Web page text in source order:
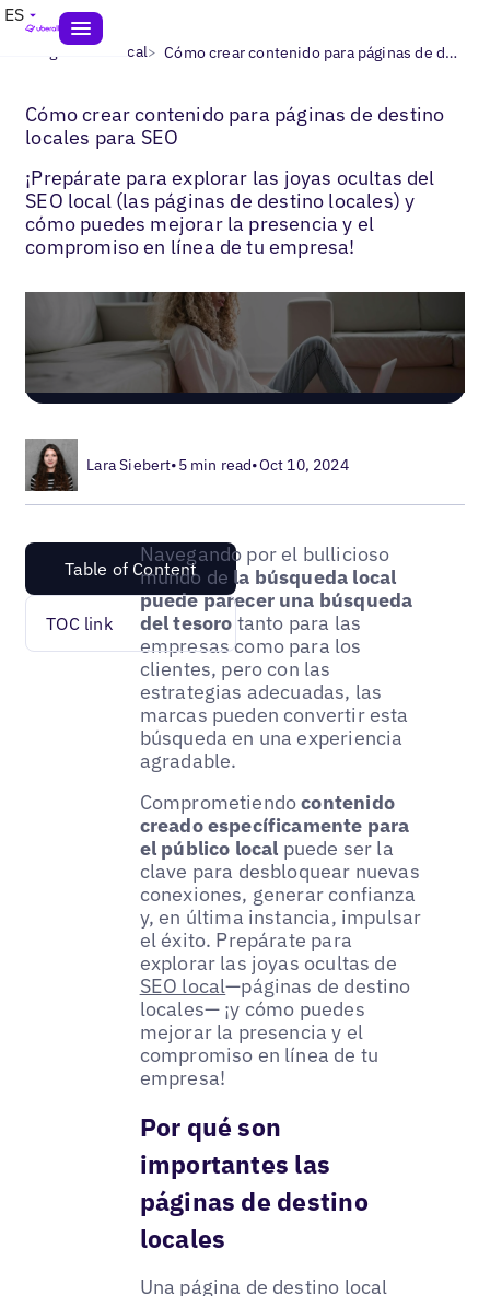
ES
Blogs> SEO local> Cómo crear contenido para páginas de destino locales para SEO
Cómo crear contenido para páginas de destino
locales para SEO
¡Prepárate para explorar las joyas ocultas del
SEO local (las páginas de destino locales) y
cómo puedes mejorar la presencia y el
compromiso en línea de tu empresa!
Lara Siebert•5 min read•Oct 10, 2024
Table of Content
TOC link
Navegando por el bullicioso
mundo de la búsqueda local
puede parecer una búsqueda
del tesoro tanto para las
empresas como para los
clientes, pero con las
estrategias adecuadas, las
marcas pueden convertir esta
búsqueda en una experiencia
agradable.
Comprometiendocontenido
creado específicamente para
el público local puede ser la
clave para desbloquear nuevas
conexiones, generar confianza
y, en última instancia, impulsar
el éxito. Prepárate para
explorar las joyas ocultas de
SEO local—páginas de destino
locales— ¡y cómo puedes
mejorar la presencia y el
compromiso en línea de tu
empresa!
Por qué son
importantes las
páginas de destino
locales
Una página de destino local